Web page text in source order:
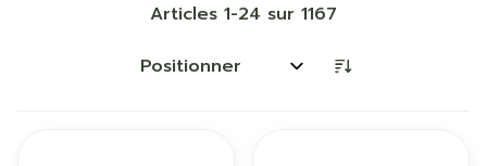
Articles 1-24 sur 1167
Trier par: